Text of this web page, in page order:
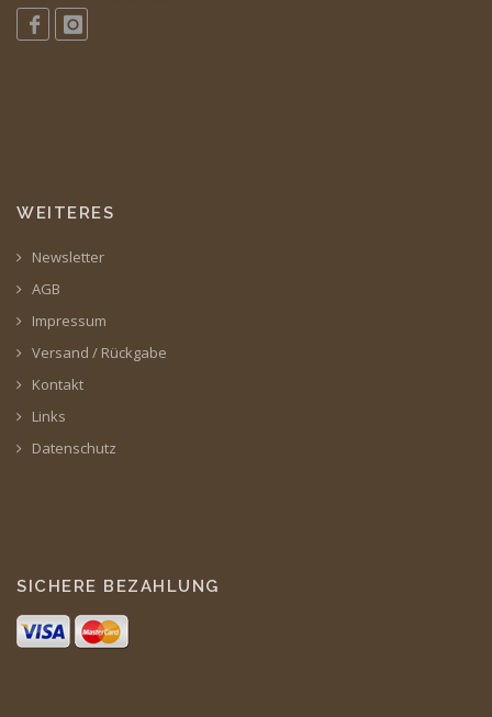
WEITERES
Newsletter
AGB
Impressum
Versand / Rückgabe
Kontakt
Links
Datenschutz
SICHERE BEZAHLUNG